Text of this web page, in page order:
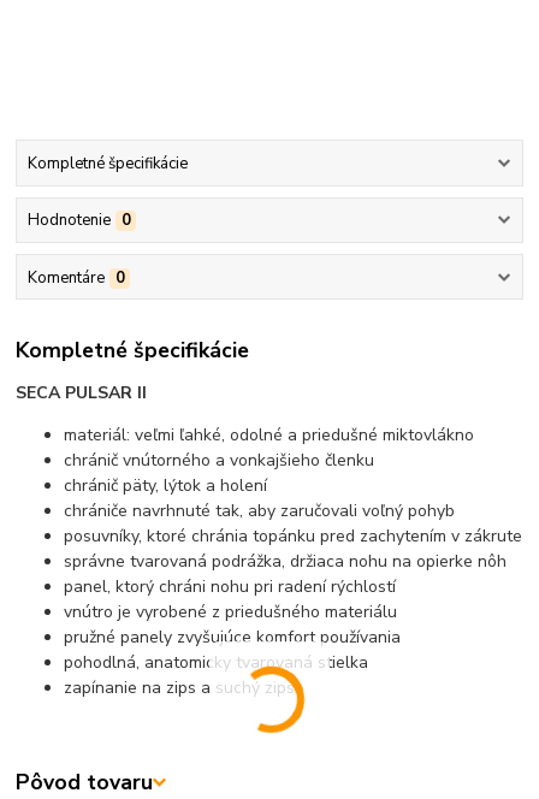
Kompletné špecifikácie
Hodnotenie 0
Komentáre 0
Kompletné špecifikácie
SECA PULSAR II
materiál: veľmi ľahké, odolné a priedušné miktovlákno
chránič vnútorného a vonkajšieho členku
chránič päty, lýtok a holení
chrániče navrhnuté tak, aby zaručovali voľný pohyb
posuvníky, ktoré chránia topánku pred zachytením v zákrute
správne tvarovaná podrážka, držiaca nohu na opierke nôh
panel, ktorý chráni nohu pri radení rýchlostí
vnútro je vyrobené z priedušného materiálu
pružné panely zvyšujúce komfort používania
pohodlná, anatomicky tvarovaná stielka
zapínanie na zips a suchý zips
Pôvod tovaru